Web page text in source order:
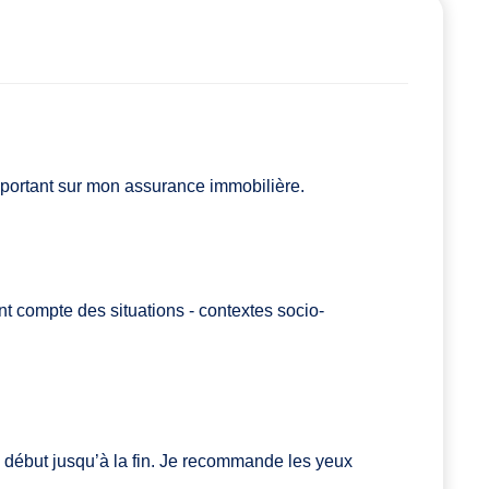
sur mon assurance immobilière.
compte des situations - contextes socio-
jusqu’à la fin. Je recommande les yeux